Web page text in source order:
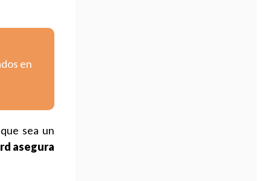
en
sea un
asegura